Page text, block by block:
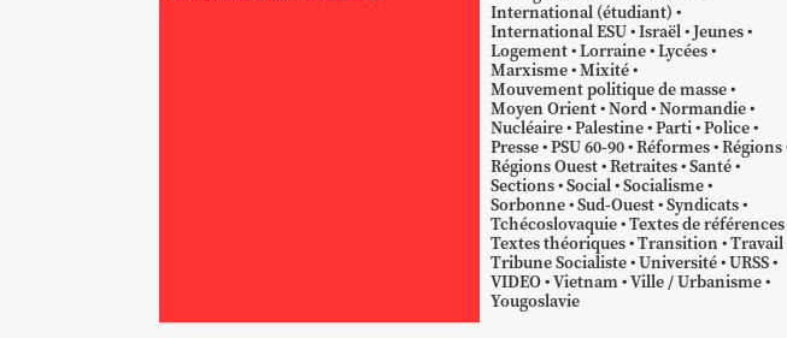
International (étudiant)
International ESU Israël Jeunes
Logement Lorraine Lycées
Marxisme Mixité
Mouvement politique de masse
Moyen Orient Nord Normandie
Nucléaire Palestine Parti Police
Presse PSU 60-90 Réformes Régions
Régions Ouest Retraites Santé
Sections Social Socialisme
Sorbonne Sud-Ouest Syndicats
Tchécoslovaquie Textes de références
Textes théoriques Transition Travail
Tribune Socialiste Université URSS
VIDEO Vietnam Ville / Urbanisme
Yougoslavie